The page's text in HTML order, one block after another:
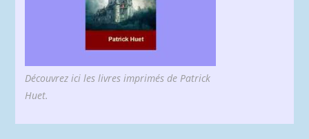
Découvrez ici les livres imprimés de Patrick
Huet.